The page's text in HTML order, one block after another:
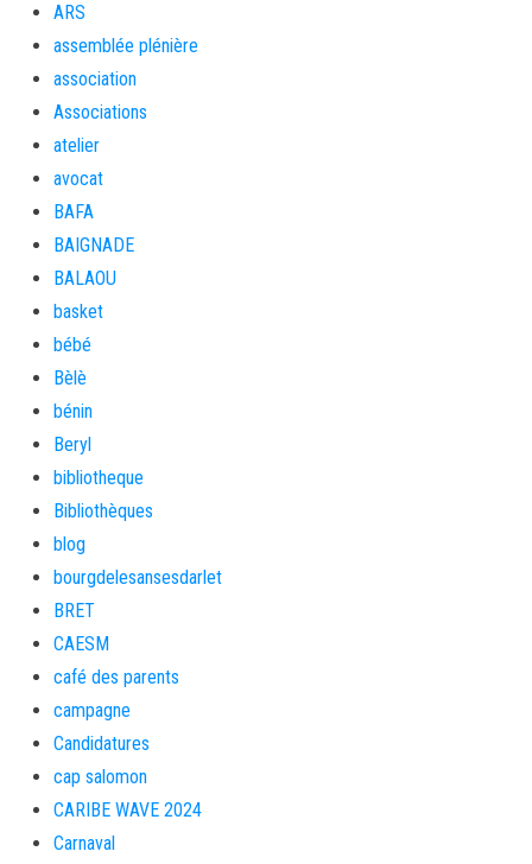
ARS
assemblée plénière
association
Associations
atelier
avocat
BAFA
BAIGNADE
BALAOU
basket
bébé
Bèlè
bénin
Beryl
bibliotheque
Bibliothèques
blog
bourgdelesansesdarlet
BRET
CAESM
café des parents
campagne
Candidatures
cap salomon
CARIBE WAVE 2024
Carnaval